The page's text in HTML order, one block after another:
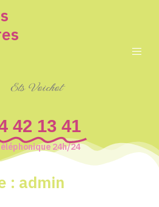
Ets Voichot
42 13 41
24h/24
: admin